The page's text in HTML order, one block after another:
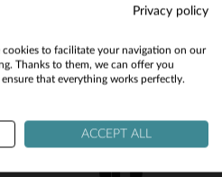
to our English site?
Privacy policy
cookies to facilitate your navigation on our
Thanks to them, we can offer you
that everything works perfectly.
ACCEPT ALL